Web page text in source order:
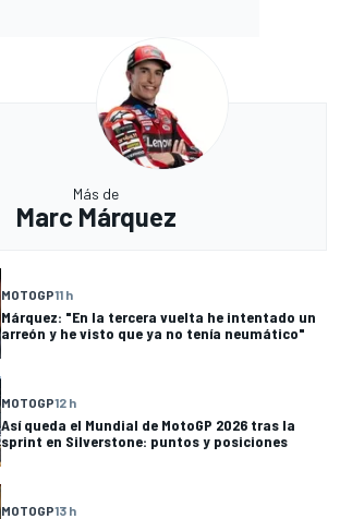
Más de
Marc Márquez
MOTOGP11 h
Márquez: "En la tercera vuelta he intentado un
arreón y he visto que ya no tenía neumático"
MOTOGP12 h
Así queda el Mundial de MotoGP 2026 tras la
sprint en Silverstone: puntos y posiciones
MOTOGP13 h